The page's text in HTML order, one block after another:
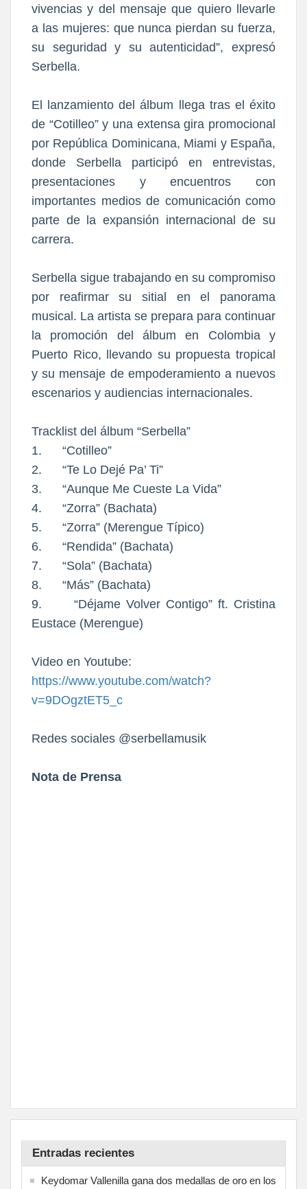
vivencias y del mensaje que quiero llevarle
a las mujeres: que nunca pierdan su fuerza,
su seguridad y su autenticidad”, expresó
Serbella.
El lanzamiento del álbum llega tras el éxito
de “Cotilleo” y una extensa gira promocional
por República Dominicana, Miami y España,
donde Serbella participó en entrevistas,
presentaciones y encuentros con
importantes medios de comunicación como
parte de la expansión internacional de su
carrera.
Serbella sigue trabajando en su compromiso
por reafirmar su sitial en el panorama
musical. La artista se prepara para continuar
la promoción del álbum en Colombia y
Puerto Rico, llevando su propuesta tropical
y su mensaje de empoderamiento a nuevos
escenarios y audiencias internacionales.
Tracklist del álbum “Serbella”
1. “Cotilleo”
2. “Te Lo Dejé Pa’ Ti”
3. “Aunque Me Cueste La Vida”
4. “Zorra” (Bachata)
5. “Zorra” (Merengue Típico)
6. “Rendida” (Bachata)
7. “Sola” (Bachata)
8. “Más” (Bachata)
9. “Déjame Volver Contigo” ft. Cristina
Eustace (Merengue)
Video en Youtube:
https://www.youtube.com/watch?
v=9DOgztET5_c
Redes sociales @serbellamusik
Nota de Prensa
Entradas recientes
Keydomar Vallenilla gana dos medallas de oro en los